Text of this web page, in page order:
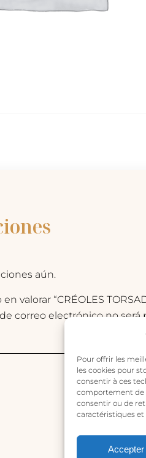
Pour offrir les
les cookies pour
consentir à ces
comportement de
consentir ou de
caractéristiques et
Accepter
aún.
valorar “CRÉOLES
correo electrónico no será